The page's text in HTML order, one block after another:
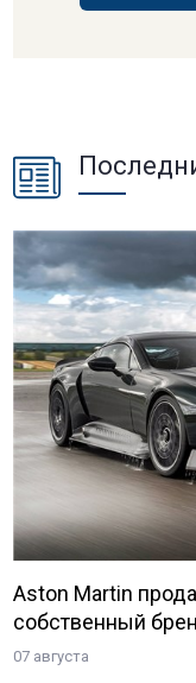
Aston Martin
собственный
07 августа